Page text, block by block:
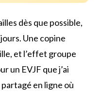
dès que possible,
Une copine
et l’effet groupe
un EVJF que j’ai
en ligne où